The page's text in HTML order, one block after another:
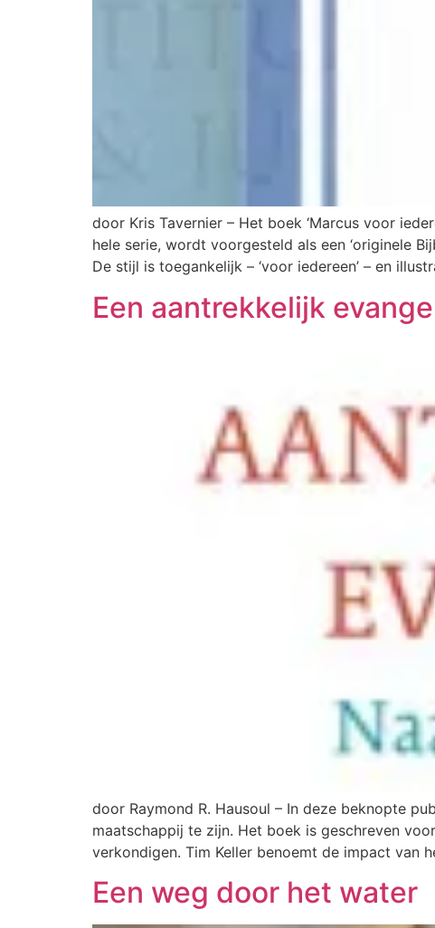
door Kris Tavernier – Het boek ‘Marcus voor
hele serie, wordt voorgesteld als een ‘originele
De stijl is toegankelijk – ‘voor iedereen’ – en
Een aantrekkelijk
door Raymond R. Hausoul – In deze beknopte
maatschappij te zijn. Het boek is geschreven
verkondigen. Tim Keller benoemt de impact van
Een weg door het water